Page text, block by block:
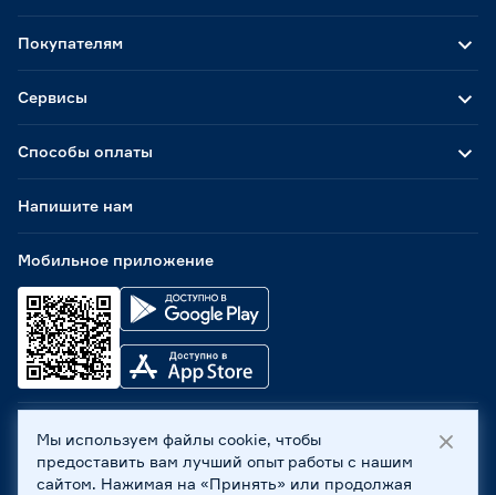
Способы оплаты
Мобильное приложение
Покупателям
Сервисы
Напишите нам
ООО «Бауцентр Рус» 2004 -2026, 236029, г. Калининград,
ул. А.Невского, 205. ИНН 7702596813, КПП 390601001 ©
Все права защищены
Мы используем файлы cookie, чтобы
предоставить вам лучший опыт работы с нашим
сайтом. Нажимая на «Принять» или продолжая